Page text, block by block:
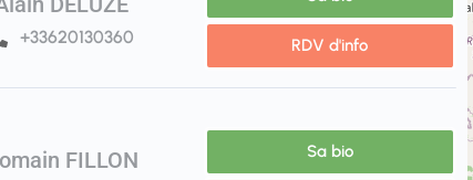
+33620130360 RDV d'info
FILLON Sa bio